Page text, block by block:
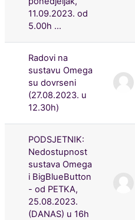
11.09.2023. od
5.00h ...
Radovi na
sustavu Omega
su dovrseni
(27.08.2023. u
12.30h)
PODSJETNIK:
Nedostupnost
sustava Omega
i BigBlueButton
- od PETKA,
25.08.2023.
(DANAS) u 16h